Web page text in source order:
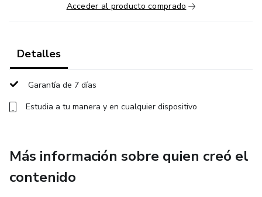
Vas a transformar tu salud y cambiar tu visión de lo que
Te esperamos en Renace Week, una semana para
transformarte!!!
Acceder al producto comprado
Detalles
Garantía de 7 días
Estudia a tu manera y en cualquier dispositivo
Más información sobre quien creó el
contenido